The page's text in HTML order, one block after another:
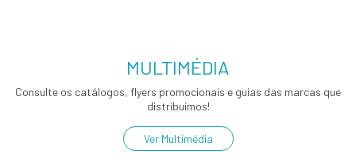
MULTIMÉDIA
Consulte os catálogos, flyers promocionais e guias das marcas que
distribuímos!
Ver Multimédia